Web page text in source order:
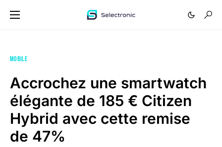
MOBILE
Accrochez une smartwatch
élégante de 185 € Citizen
Hybrid avec cette remise
de 47%